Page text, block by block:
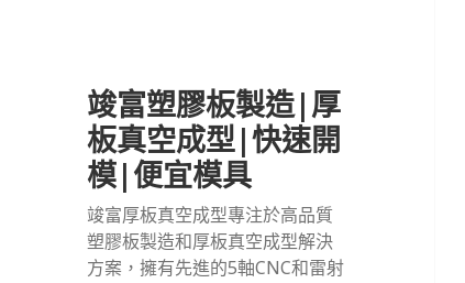
竣富塑膠板製造|厚
板真空成型|快速開
模|便宜模具
竣富厚板真空成型專注於高品質
塑膠板製造和厚板真空成型解決
方案，擁有先進的5軸CNC和雷射